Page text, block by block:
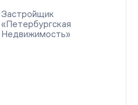
Застройщик
«Петербургская
Недвижимость»